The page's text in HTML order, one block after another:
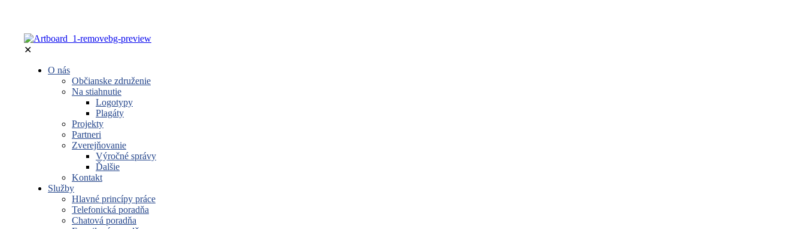
✕
O nás
Občianske združenie
Na stiahnutie
Logotypy
Plagáty
Projekty
Partneri
Zverejňovanie
Výročné správy
Ďalšie
Kontakt
Služby
Hlavné princípy práce
Telefonická poradňa
Chatová poradňa